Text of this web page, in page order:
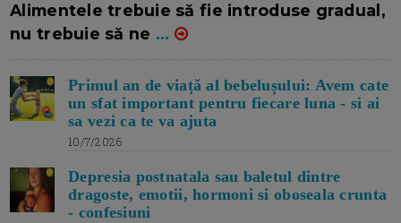
Alimentele trebuie să fie introduse gradual,
nu trebuie să ne ...
Primul an de viață al bebelușului: Avem cate
un sfat important pentru fiecare luna - si ai
sa vezi ca te va ajuta
10/7/2026
Depresia postnatala sau baletul dintre
dragoste, emotii, hormoni si oboseala crunta
- confesiuni